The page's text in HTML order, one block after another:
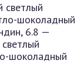
светлый
шоколадный
6.8 —
шоколадный